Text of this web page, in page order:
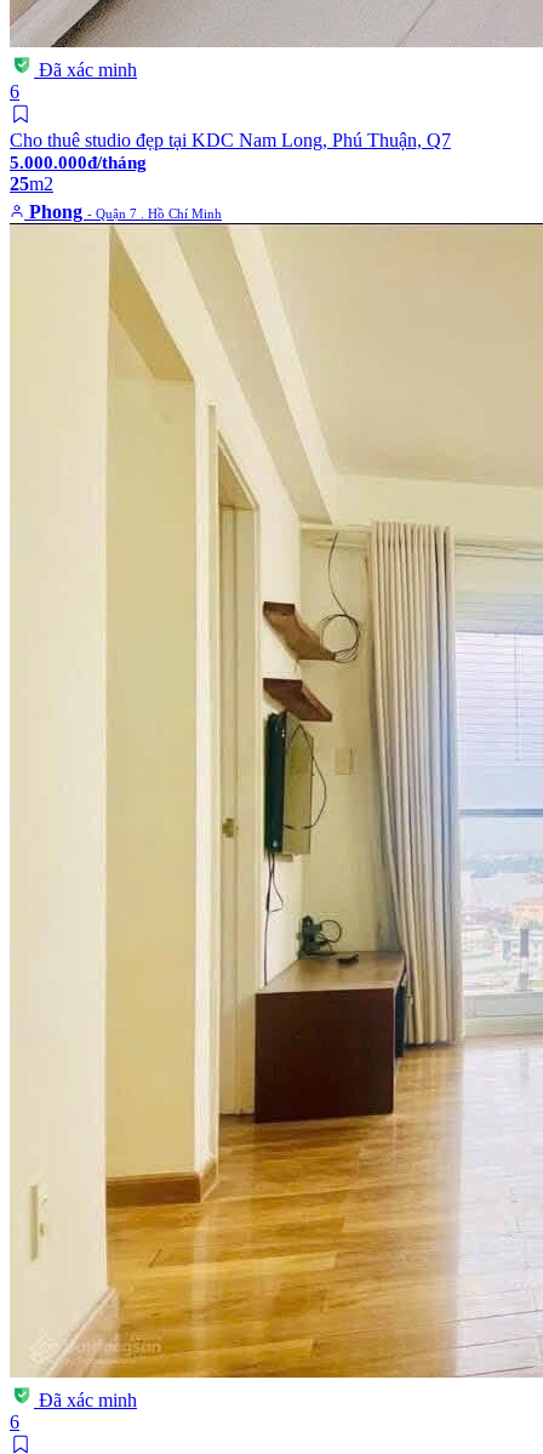
Đã xác minh
6
Cho thuê studio đẹp tại KDC Nam Long, Phú Thuận, Q7
5.000.000đ/tháng
25m2
Phong - Quận 7 . Hồ Chí Minh
Đã xác minh
6